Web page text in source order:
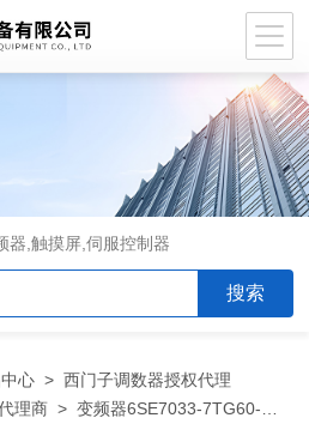
器,触摸屏,伺服控制器
心 >西门子调数器授权代理
理商 > 变频器6SE7033-7TG60-